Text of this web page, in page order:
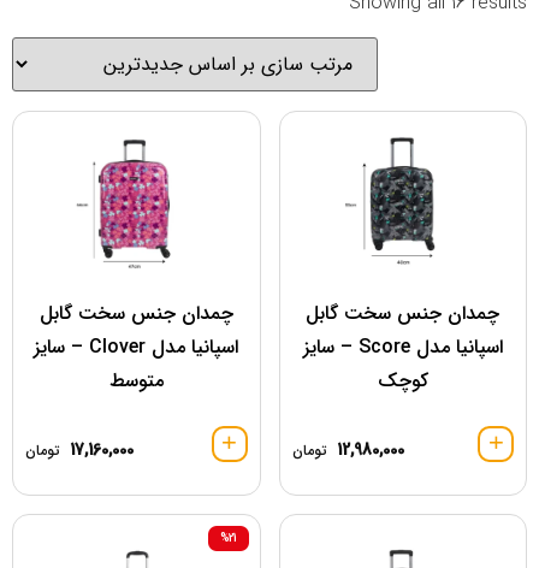
چمدان جنس سخت گابل
اسپانیا مدل Score – سایز
کوچک
12,980,000 تومان
چمدان جنس سخت گابل
اسپانیا مدل Clover – سایز
متوسط
17,160,000 تومان
%21